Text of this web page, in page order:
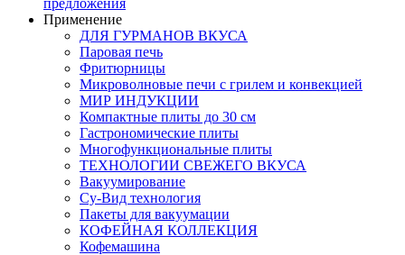
предложения
Применение
ДЛЯ ГУРМАНОВ ВКУСА
Паровая печь
Фритюрницы
Микроволновые печи с грилем и конвекцией
МИР ИНДУКЦИИ
Компактные плиты до 30 см
Гастрономические плиты
Многофункциональные плиты
ТЕХНОЛОГИИ СВЕЖЕГО ВКУСА
Вакуумирование
Су-Вид технология
Пакеты для вакуумации
КОФЕЙНАЯ КОЛЛЕКЦИЯ
Кофемашина